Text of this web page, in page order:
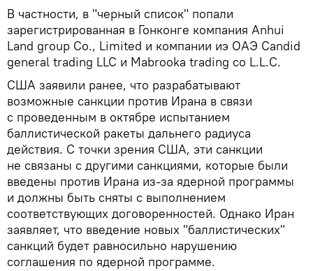
В частности, в "черный список" попали
зарегистрированная в Гонконге компания Anhui
Land group Сo., Limited и компании иэ ОАЭ Candid
general trading LLC и Mabrooka trading co L.L.C.
США заявили ранее, что разрабатывают
возможные санкции против Ирана в связи
с проведенным в октябре испытанием
баллистической ракеты дальнего радиуса
действия. С точки зрения США, эти санкции
не связаны с другими санкциями, которые были
введены против Ирана из-за ядерной программы
и должны быть сняты с выполнением
соответствующих договоренностей. Однако Иран
заявляет, что введение новых "баллистических"
санкций будет равносильно нарушению
соглашения по ядерной программе.